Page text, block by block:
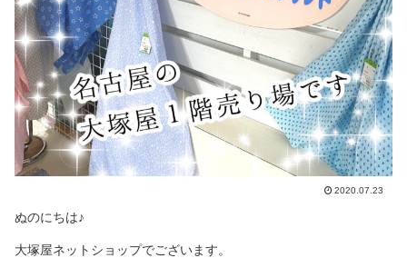
2020.07.23
ぬのにちは♪
大塚屋ネットショップでございます。